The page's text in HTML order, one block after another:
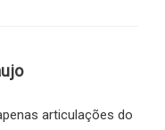
articulações do